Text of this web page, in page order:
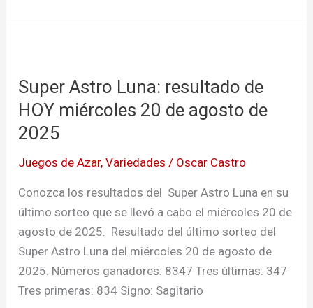
Super Astro Luna: resultado de
HOY miércoles 20 de agosto de
2025
Juegos de Azar,Variedades / Oscar Castro
Conozca los resultados del Super Astro Luna en su
último sorteo que se llevó a cabo el miércoles 20 de
agosto de 2025. Resultado del último sorteo del
Super Astro Luna del miércoles 20 de agosto de
2025. Números ganadores: 8347 Tres últimas: 347
Tres primeras: 834 Signo: Sagitario
Luna:
resultado
de
miércoles